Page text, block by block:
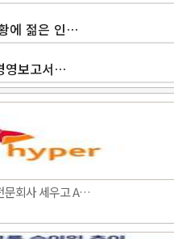
에 젊은 인…
영보고서…
문회사 세우고 A…